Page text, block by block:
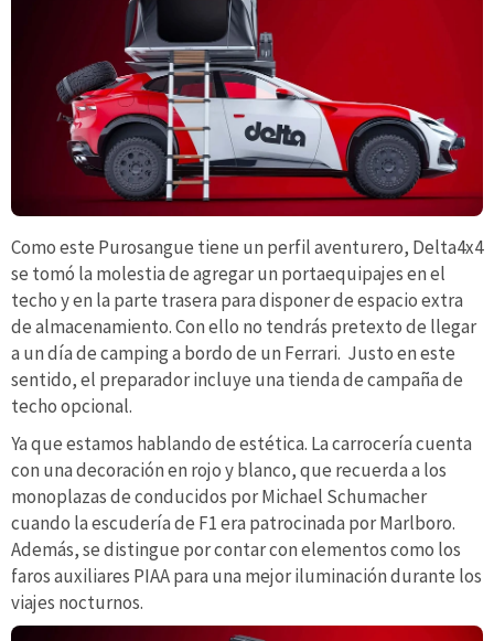
Como este Purosangue tiene un perfil aventurero, Delta4x4
se tomó la molestia de agregar un portaequipajes en el
techo y en la parte trasera para disponer de espacio extra
de almacenamiento. Con ello no tendrás pretexto de llegar
a un día de camping a bordo de un Ferrari. Justo en este
sentido, el preparador incluye una tienda de campaña de
techo opcional.
Ya que estamos hablando de estética. La carrocería cuenta
con una decoración en rojo y blanco, que recuerda a los
monoplazas de conducidos por Michael Schumacher
cuando la escudería de F1 era patrocinada por Marlboro.
Además, se distingue por contar con elementos como los
faros auxiliares PIAA para una mejor iluminación durante los
viajes nocturnos.